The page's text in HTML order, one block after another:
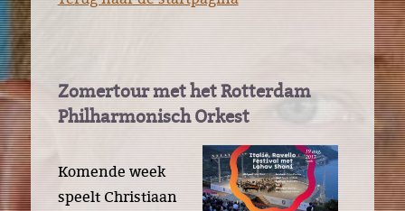
ENSEMBLES
Duo Silencio
Artex Quartet
EDUCATIE
Kinderconcerten
Saxofoonles
Zomertour met het Rotterdam
Philharmonisch Orkest
Komende week
speelt Christiaan